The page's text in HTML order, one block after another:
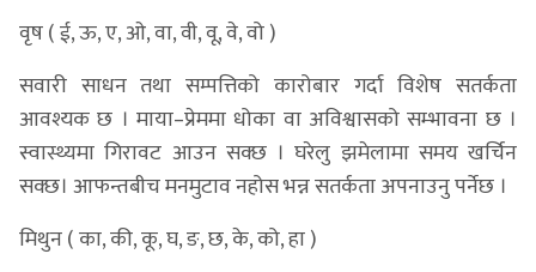
वृष ( ई, ऊ, ए, ओ, वा, वी, वू, वे, वो )
सवारी साधन तथा सम्पत्तिको कारोबार गर्दा विशेष सतर्कता
आवश्यक छ । माया–प्रेममा धोका वा अविश्वासको सम्भावना छ ।
स्वास्थ्यमा गिरावट आउन सक्छ । घरेलु झमेलामा समय खर्चिन
सक्छ। आफन्तबीच मनमुटाव नहोस भन्न सतर्कता अपनाउनु पर्नेछ ।
मिथुन ( का, की, कू, घ, ङ, छ, के, को, हा )